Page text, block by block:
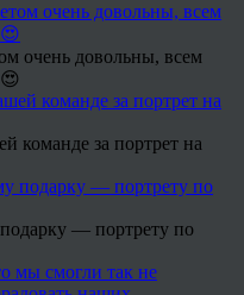
очень довольны, всем
команде за портрет на
— портрету по